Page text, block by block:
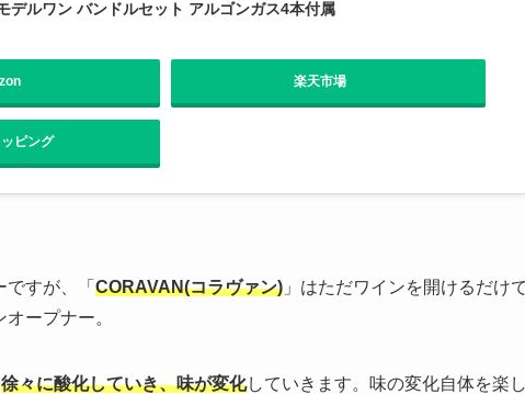
デルワン バンドルセット アルゴンガス4本付属
楽天市場
ピング
すが、「 CORAVAN(コラヴァン) 」はただワインを開けるだけ
ープナー。
徐々に酸化していき、味が変化していきます。味の変化自体を楽